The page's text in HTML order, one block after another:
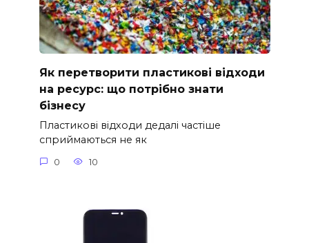
Як перетворити пластикові відходи
на ресурс: що потрібно знати
бізнесу
Пластикові відходи дедалі частіше
сприймаються не як
0 10